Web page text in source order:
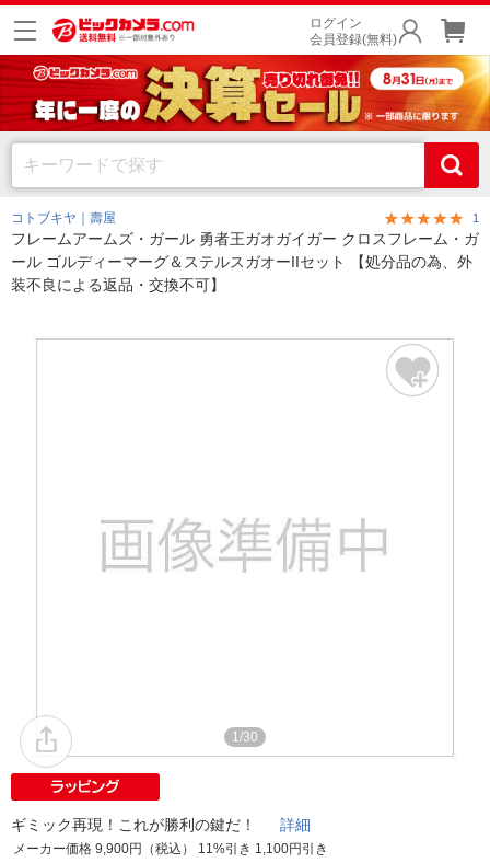
ログイン
会員登録(無料)
コトブキヤ｜壽屋 1
フレームアームズ・ガール 勇者王ガオガイガー クロスフレーム・ガ
ール ゴルディーマーグ＆ステルスガオーIIセット 【処分品の為、外
装不良による返品・交換不可】
1/30
ギミック再現！これが勝利の鍵だ！ 詳細
メーカー価格 9,900円（税込） 11%引き 1,100円引き